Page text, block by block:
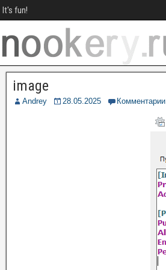
It's fun!
image
Andrey 28.05.2025 Комментарии